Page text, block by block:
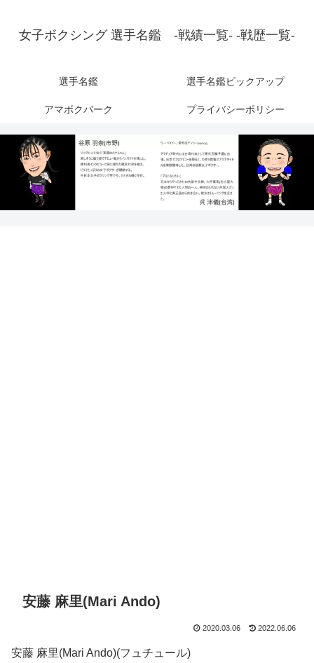
女子ボクシング 選手名鑑 -戦績一覧- -戦歴一覧-
選手名鑑 選手名鑑ピックアップ
アマボクパーク プライバシーポリシー
安藤 麻里(Mari Ando)
2020.03.06 2022.06.06
安藤 麻里(Mari Ando)(フュチュール)